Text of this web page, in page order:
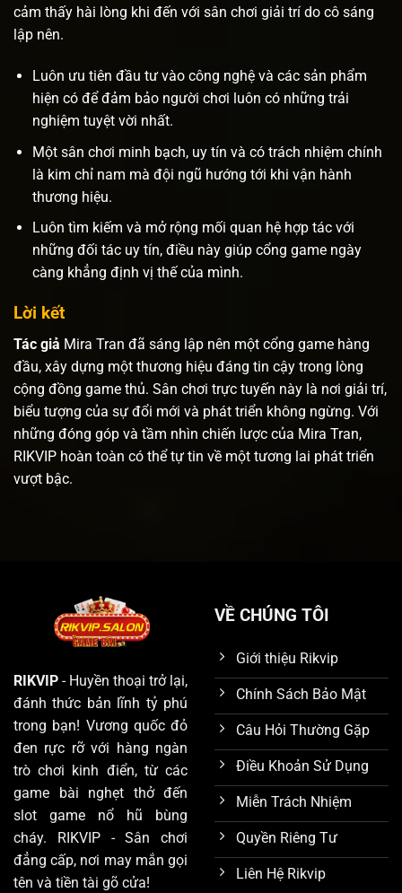
cảm thấy hài lòng khi đến với sân chơi giải trí do cô sáng
lập nên.
Luôn ưu tiên đầu tư vào công nghệ và các sản phẩm
hiện có để đảm bảo người chơi luôn có những trải
nghiệm tuyệt vời nhất.
Một sân chơi minh bạch, uy tín và có trách nhiệm chính
là kim chỉ nam mà đội ngũ hướng tới khi vận hành
thương hiệu.
Luôn tìm kiếm và mở rộng mối quan hệ hợp tác với
những đối tác uy tín, điều này giúp cổng game ngày
càng khẳng định vị thế của mình.
Lời kết
Tác giả Mira Tran đã sáng lập nên một cổng game hàng
đầu, xây dựng một thương hiệu đáng tin cậy trong lòng
cộng đồng game thủ. Sân chơi trực tuyến này là nơi giải trí,
biểu tượng của sự đổi mới và phát triển không ngừng. Với
những đóng góp và tầm nhìn chiến lược của Mira Tran,
RIKVIP hoàn toàn có thể tự tin về một tương lai phát triển
vượt bậc.
RIKVIP - Huyền thoại trở lại,
đánh thức bản lĩnh tỷ phú
trong bạn! Vương quốc đỏ
đen rực rỡ với hàng ngàn
trò chơi kinh điển, từ các
game bài nghẹt thở đến
slot game nổ hũ bùng
cháy. RIKVIP - Sân chơi
đẳng cấp, nơi may mắn gọi
tên và tiền tài gõ cửa!
VỀ CHÚNG TÔI
Giới thiệu Rikvip
Chính Sách Bảo Mật
Câu Hỏi Thường Gặp
Điều Khoản Sử Dụng
Miễn Trách Nhiệm
Quyền Riêng Tư
Liên Hệ Rikvip